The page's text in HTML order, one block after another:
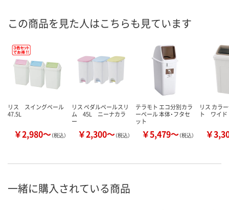
この商品を見た人はこちらも見ています
リス スイングペール
47.5L
￥2,980～（税込）
リス ペダルペールスリ
ム 45L ニーナカラ
ー
￥2,300～（税込）
テラモト エコ分別カラ
ーペール 本体・フタセ
ット
￥5,479～（税込）
リス カラ
ト ワイ
￥
一緒に購入されている商品